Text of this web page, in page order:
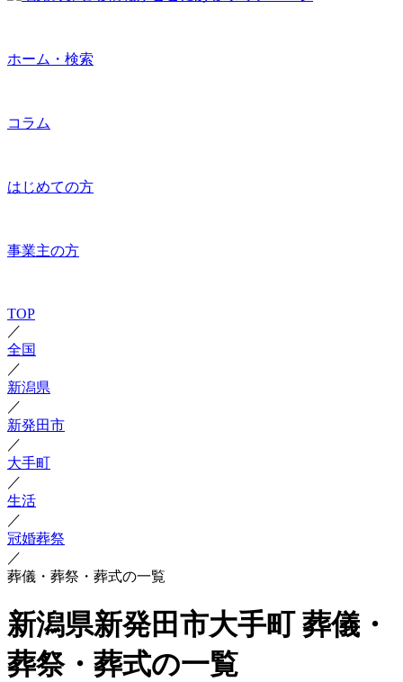
ホーム・検索
コラム
はじめての方
事業主の方
TOP
／
全国
／
新潟県
／
新発田市
／
大手町
／
生活
／
冠婚葬祭
／
葬儀・葬祭・葬式の一覧
新潟県新発田市大手町 葬儀・
葬祭・葬式の一覧